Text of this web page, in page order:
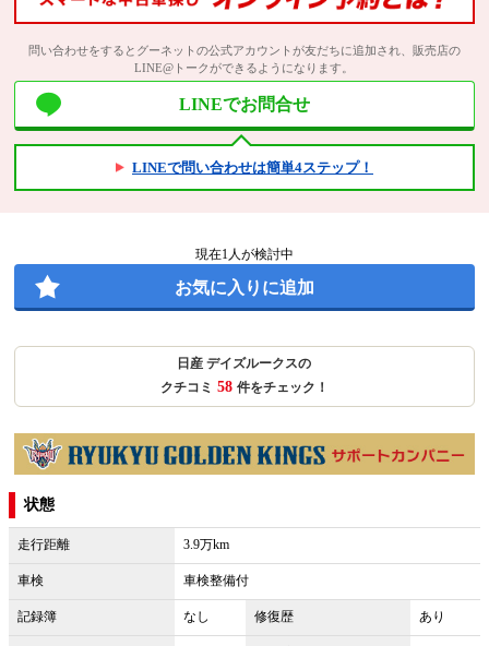
問い合わせをするとグーネットの公式アカウントが友だちに追加され、販売店の
LINE@トークができるようになります。
LINEでお問合せ
LINEで問い合わせは簡単4ステップ！
現在1人が検討中
お気に入りに追加
日産 デイズルークスの
クチコミ 58 件をチェック！
状態
走行距離 3.9万km
車検 車検整備付
記録簿 なし 修復歴 あり